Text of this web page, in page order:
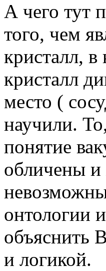
А чего тут
того, чем
кристалл, в
кристалл
место (
научили.
понятие
обличены и
онтологии
объяснить
и логикой.